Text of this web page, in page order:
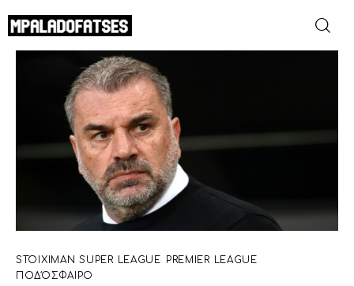
Ελληνοαυστραλός ατζέντης «στέλνει»
τον Ποστέκογλου στην ΑΕΚ
SHARE POST
ΜΟΥΝΤΙΑΛ 2026
ΠΟΔΟΣΦΑΙΡΟ
ΜΠΑΣΚΕΤ
ΣΠΟΡ
ΣΥΝΕΝΤΕΥΞΕΙΣ
STOIXIMAN SUPER LEAGUE PREMIER LEAGUE
ΠΟΔΌΣΦΑΙΡΟ